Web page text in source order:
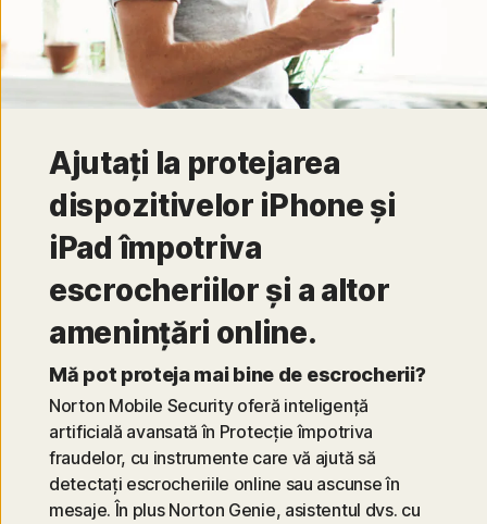
Ajutați la protejarea
dispozitivelor iPhone și
iPad împotriva
escrocheriilor și a altor
amenințări online.
Mă pot proteja mai bine de escrocherii?
Norton Mobile Security oferă inteligență
artificială avansată în Protecție împotriva
fraudelor, cu instrumente care vă ajută să
detectați escrocheriile online sau ascunse în
mesaje. În plus Norton Genie, asistentul dvs. cu